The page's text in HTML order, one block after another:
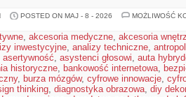
POSTED ON MAJ - 8 - 2026
MOŻLIWOŚĆ
, akcesoria medyczne, akcesoria
inwestycyjne, analizy techniczne,
asertywność, asystenci głosowi, auta
historyczne, bankowość internetowa,
, burza mózgów, cyfrowe innowacje,
thinking, diagnostyka obrazowa, diy